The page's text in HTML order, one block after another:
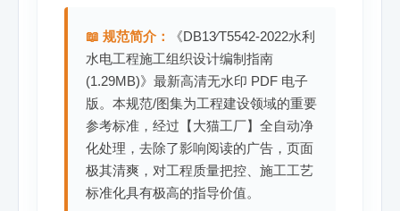
📖 规范简介：
《DB13∕T5542-2022水利
水电工程施工组织设计编制指南
(1.29MB)》最新高清无水印 PDF 电子
版。本规范/图集为工程建设领域的重要
参考标准，经过【大猫工厂】全自动净
化处理，去除了影响阅读的广告，页面
极其清爽，对工程质量把控、施工工艺
标准化具有极高的指导价值。